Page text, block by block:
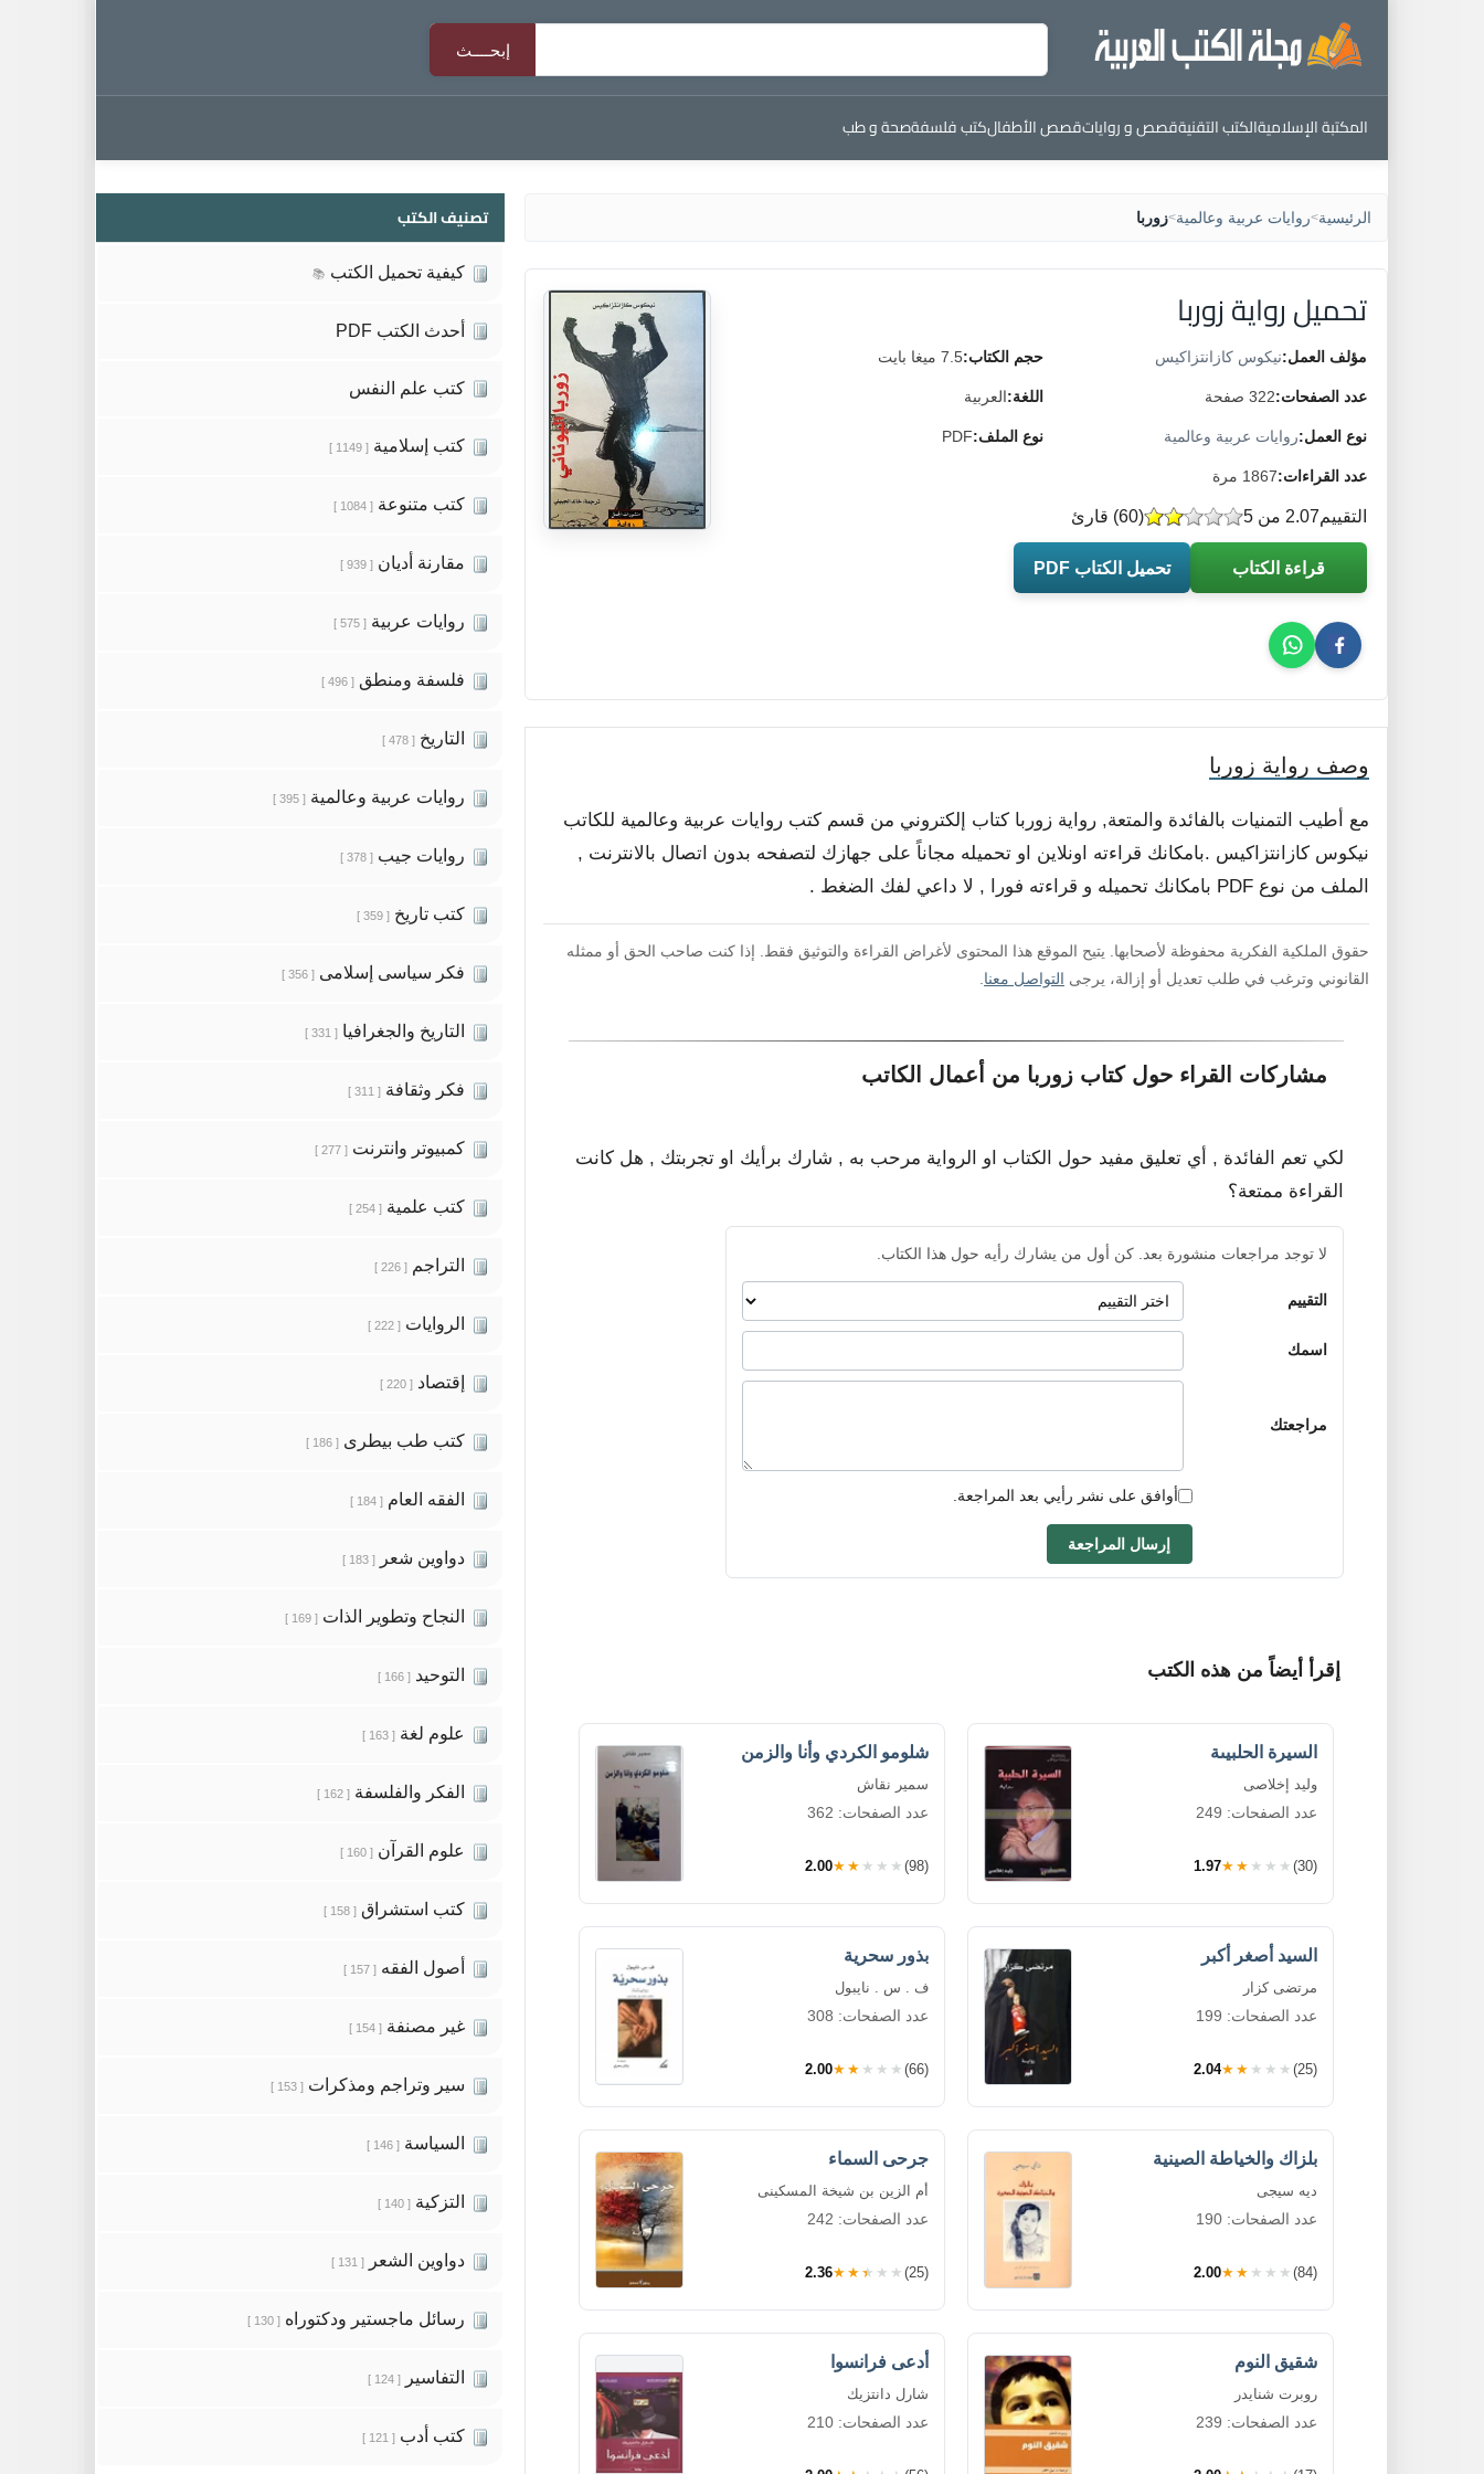
المكتبة الإسلاميةالكتب التقنيةقصص و رواياتقصص الأطفالكتب فلسفةصحة و طب
الرئيسية>روايات عربية وعالمية>زوربا
تحميل رواية زوربا
مؤلف العمل:نيكوس كازانتزاكيس حجم الكتاب:7.5 ميغا بايت
عدد الصفحات:322 صفحة اللغة:العربية
نوع العمل:روايات عربية وعالمية نوع الملف:PDF
عدد القراءات:1867 مرة
التقييم (
60) قارئ 2.07 من 5
قراءة الكتاب تحميل الكتاب PDF
وصف رواية زوربا
مع أطيب التمنيات بالفائدة والمتعة, رواية زوربا كتاب إلكتروني من قسم كتب روايات عربية وعالمية للكاتب
نيكوس كازانتزاكيس .بامكانك قراءته اونلاين او تحميله مجاناً على جهازك لتصفحه بدون اتصال بالانترنت ,
الملف من نوع PDF بامكانك تحميله و قراءته فورا , لا داعي لفك الضغط .
حقوق الملكية الفكرية محفوظة لأصحابها. يتيح الموقع هذا المحتوى لأغراض القراءة والتوثيق فقط. إذا كنت صاحب الحق أو ممثله
القانوني وترغب في طلب تعديل أو إزالة، يرجى التواصل معنا
مشاركات القراء حول كتاب زوربا من أعمال الكاتب
لكي تعم الفائدة , أي تعليق مفيد حول الكتاب او الرواية مرحب به , شارك برأيك او تجربتك , هل كانت
القراءة ممتعة؟
لا توجد مراجعات منشورة بعد. كن أول من يشارك رأيه حول هذا الكتاب.
التقييم
اسمك
مراجعتك
أوافق على نشر رأيي بعد المراجعة.
إرسال المراجعة
إقرأ أيضاً من هذه الكتب
السيرة الحلبيىة
وليد إخلاصى
عدد الصفحات: 249
1.97★★★★★ (30)
شلومو الكردي وأنا والزمن
سمير نقاش
عدد الصفحات: 362
2.00★★★★★ (98)
السيد أصغر أكبر
مرتضى كزار
عدد الصفحات: 199
2.04★★★★★ (25)
بذور سحرية
ف . س . نايبول
عدد الصفحات: 308
2.00★★★★★ (66)
بلزاك والخياطة الصينية
ديه سيجى
عدد الصفحات: 190
2.00★★★★★ (84)
جرحى السماء
أم الزين بن شيخة المسكينى
عدد الصفحات: 242
2.36★★★★★ (25)
شقيق النوم
روبرت شنايدر
عدد الصفحات: 239
أدعى فرانسوا
شارل دانتزيك
عدد الصفحات: 210
تصنيف الكتب
كيفية تحميل الكتب 📚
أحدث الكتب PDF
كتب علم النفس
كتب إسلامية [ 1149 ]
كتب متنوعة [ 1084 ]
مقارنة أديان [ 939 ]
روايات عربية [ 575 ]
فلسفة ومنطق [ 496 ]
التاريخ [ 478 ]
روايات عربية وعالمية [ 395 ]
روايات جيب [ 378 ]
كتب تاريخ [ 359 ]
فكر سياسى إسلامى [ 356 ]
التاريخ والجغرافيا [ 331 ]
فكر وثقافة [ 311 ]
كمبيوتر وانترنت [ 277 ]
كتب علمية [ 254 ]
التراجم [ 226 ]
الروايات [ 222 ]
إقتصاد [ 220 ]
كتب طب بيطرى [ 186 ]
الفقه العام [ 184 ]
دواوين شعر [ 183 ]
النجاح وتطوير الذات [ 169 ]
التوحيد [ 166 ]
علوم لغة [ 163 ]
الفكر والفلسفة [ 162 ]
علوم القرآن [ 160 ]
كتب استشراق [ 158 ]
أصول الفقه [ 157 ]
غير مصنفة [ 154 ]
سير وتراجم ومذكرات [ 153 ]
السياسة [ 146 ]
التزكية [ 140 ]
دواوين الشعر [ 131 ]
رسائل ماجستير ودكتوراه [ 130 ]
التفاسير [ 124 ]
كتب أدب [ 121 ]